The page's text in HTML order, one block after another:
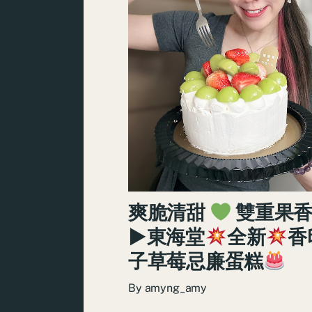
爽脆清甜
雙重果
►東海堂
全新
香
子草莓忌廉蛋糕
By amyng_amy